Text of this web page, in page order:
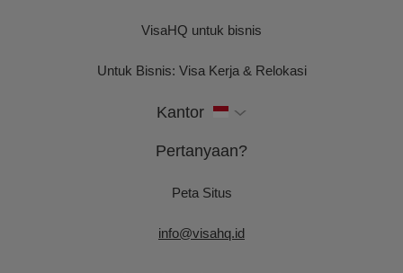
VisaHQ untuk bisnis
Untuk Bisnis: Visa Kerja & Relokasi
Kantor
Pertanyaan?
Peta Situs
info@visahq.id